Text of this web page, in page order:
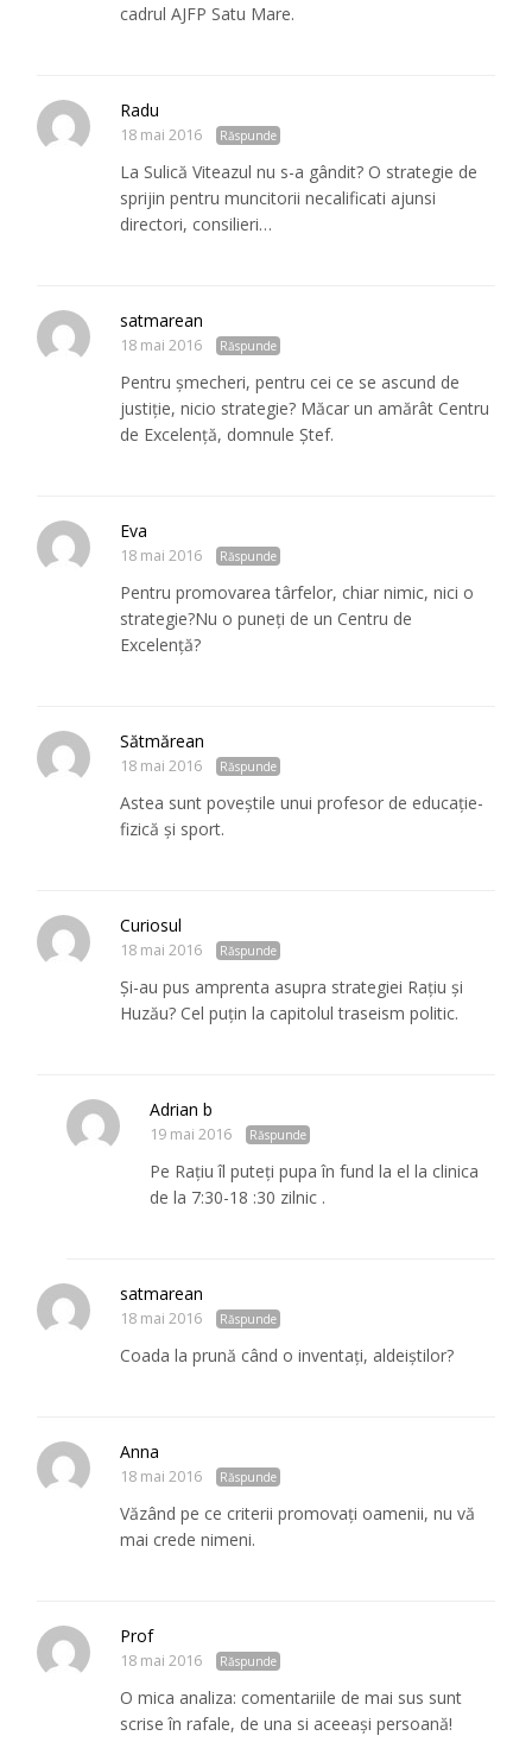
cadrul AJFP Satu Mare.
Radu
18 mai 2016 Răspunde
La Sulică Viteazul nu s-a gândit? O strategie de
sprijin pentru muncitorii necalificati ajunsi
directori, consilieri…
satmarean
18 mai 2016 Răspunde
Pentru şmecheri, pentru cei ce se ascund de
justiţie, nicio strategie? Măcar un amărât Centru
de Excelenţă, domnule Ştef.
Eva
18 mai 2016 Răspunde
Pentru promovarea târfelor, chiar nimic, nici o
strategie?Nu o puneţi de un Centru de
Excelenţă?
Sătmărean
18 mai 2016 Răspunde
Astea sunt poveştile unui profesor de educaţie-
fizică şi sport.
Curiosul
18 mai 2016 Răspunde
Şi-au pus amprenta asupra strategiei Raţiu şi
Huzău? Cel puţin la capitolul traseism politic.
Adrian b
19 mai 2016 Răspunde
Pe Rațiu îl puteți pupa în fund la el la clinica
de la 7:30-18 :30 zilnic .
satmarean
18 mai 2016 Răspunde
Coada la prună când o inventaţi, aldeiştilor?
Anna
18 mai 2016 Răspunde
Văzând pe ce criterii promovaţi oamenii, nu vă
mai crede nimeni.
Prof
18 mai 2016 Răspunde
O mica analiza: comentariile de mai sus sunt
scrise în rafale, de una si aceeași persoană!